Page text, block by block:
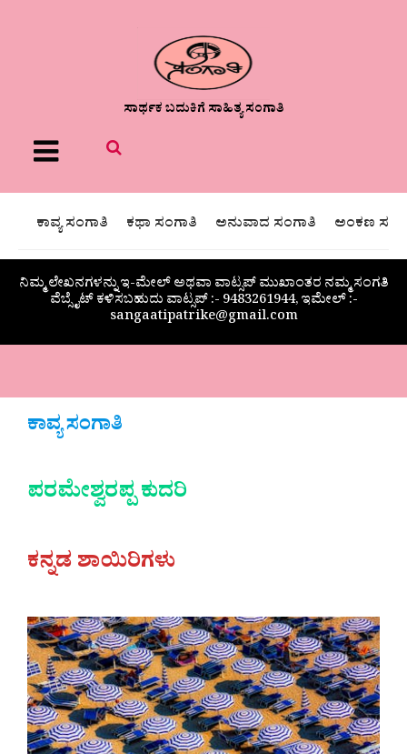
ಸಾರ್ಥಕ ಬದುಕಿಗೆ ಸಾಹಿತ್ಯ ಸಂಗಾತಿ
Menu
ಕಾವ್ಯ ಸಂಗಾತಿ ಕಥಾ ಸಂಗಾತಿ ಅನುವಾದ ಸಂಗಾತಿ ಅಂಕಣ
ನಿಮ್ಮ ಲೇಖನಗಳನ್ನು ಇ-ಮೇಲ್ ಅಥವಾ ವಾಟ್ಸಪ್ ಮುಖಾಂತರ ನಮ್ಮ ಸಂಗತಿ
ವೆಬ್ಸೈಟ್ ಕಳಿಸಬಹುದು ವಾಟ್ಸಪ್‌ :- 9483261944, ಇಮೇಲ್ :-
sangaatipatrike@gmail.com
ಕಾವ್ಯ ಸಂಗಾತಿ
ಪರಮೇಶ್ವರಪ್ಪ ಕುದರಿ
ಕನ್ನಡ ಶಾಯಿರಿಗಳು